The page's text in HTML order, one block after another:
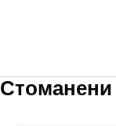
Стоманени